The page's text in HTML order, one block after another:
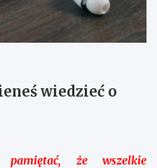
wiedzieć o
że wszelkie